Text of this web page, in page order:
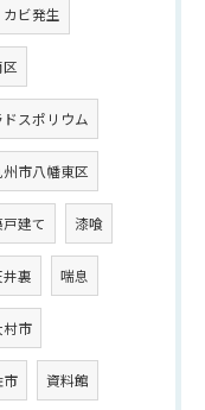
カビ発生
ドスポリウム
市八幡東区
建て 漆喰
井裏 喘息
村市
市 資料館